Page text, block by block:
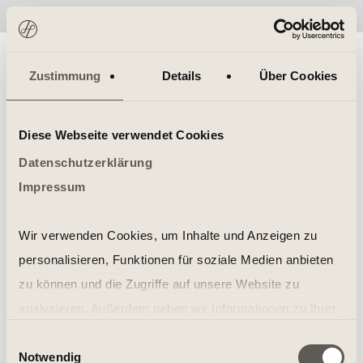
Zustimmung Details Über Cookies
Diese Webseite verwendet Cookies
Datenschutzerklärung
Impressum
Wir verwenden Cookies, um Inhalte und Anzeigen zu
personalisieren, Funktionen für soziale Medien anbieten
zu können und die Zugriffe auf unsere Website zu
soziale Medien, Werbung und Analysen weiter. Unsere
Notwendig